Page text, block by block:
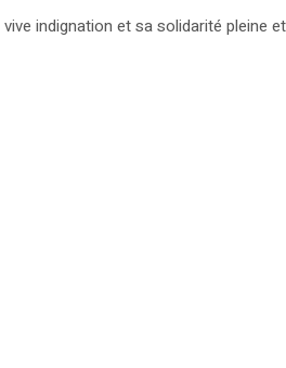
indignation et sa solidarité pleine